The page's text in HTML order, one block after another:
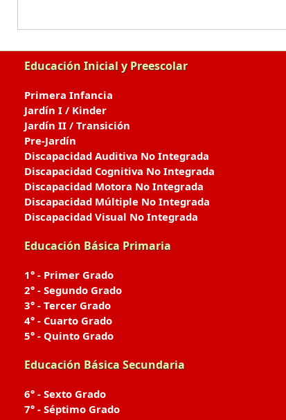
Educación Inicial y Preescolar
Primera Infancia
Jardín I / Kinder
Jardín II / Transición
Pre-Jardín
Discapacidad Auditiva No Integrada
Discapacidad Cognitiva No Integrada
Discapacidad Motora No Integrada
Discapacidad Múltiple No Integrada
Discapacidad Visual No Integrada
Educación Básica Primaria
1° - Primer Grado
2° - Segundo Grado
3° - Tercer Grado
4° - Cuarto Grado
5° - Quinto Grado
Educación Básica Secundaria
6° - Sexto Grado
7° - Séptimo Grado